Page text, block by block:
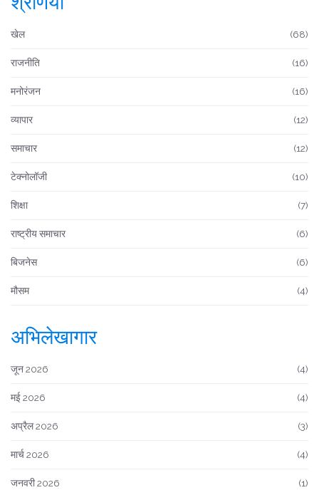
खेल (68)
राजनीति (16)
मनोरंजन (16)
व्यापार (12)
समाचार (12)
टेक्नोलॉजी (10)
शिक्षा (7)
राष्ट्रीय समाचार (6)
बिजनेस (6)
मौसम (4)
अभिलेखागार
जून 2026 (4)
मई 2026 (4)
अप्रैल 2026 (3)
मार्च 2026 (4)
जनवरी 2026 (1)